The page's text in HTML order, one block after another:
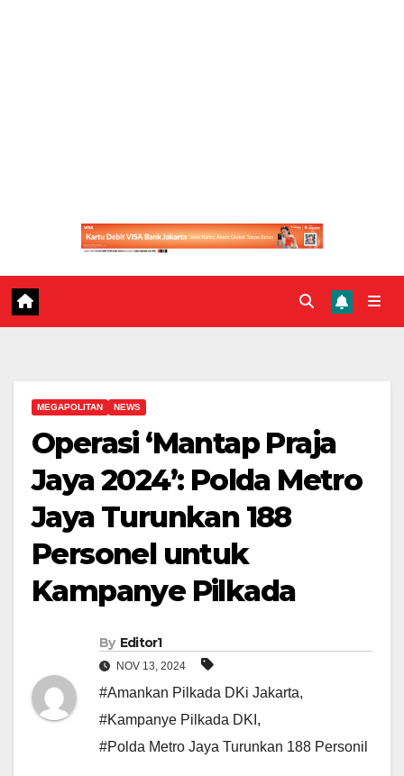
MEGAPOLITAN NEWS
Operasi ‘Mantap Praja
Jaya 2024’: Polda Metro
Jaya Turunkan 188
Personel untuk
Kampanye Pilkada
By Editor1
NOV 13, 2024
#Amankan Pilkada DKi Jakarta,
#Kampanye Pilkada DKI ,
#Polda Metro Jaya Turunkan 188 Personil